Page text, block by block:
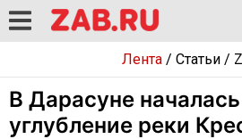
Лента/ Статьи/
В Дарасуне
углубление реки